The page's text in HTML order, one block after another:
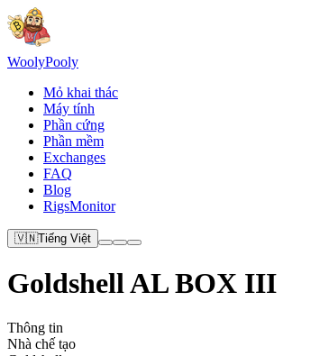
WoolyPooly
Mỏ khai thác
Máy tính
Phần cứng
Phần mềm
Exchanges
FAQ
Blog
RigsMonitor
🇻🇳Tiếng Việt
Goldshell AL BOX III
Thông tin
Nhà chế tạo